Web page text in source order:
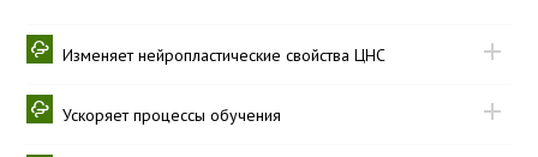
Изменяет нейропластические свойства ЦНС
Ускоряет процессы обучения